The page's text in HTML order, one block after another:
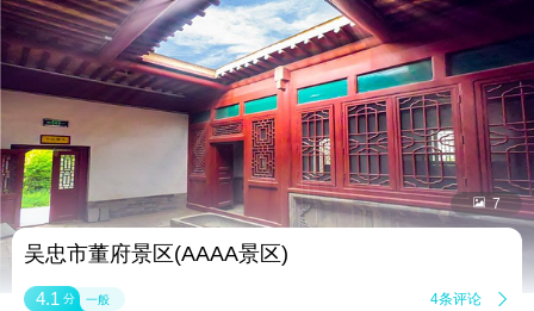
 7
吴忠市董府景区(AAAA景区)
4.1 分 一般 4条评论 
